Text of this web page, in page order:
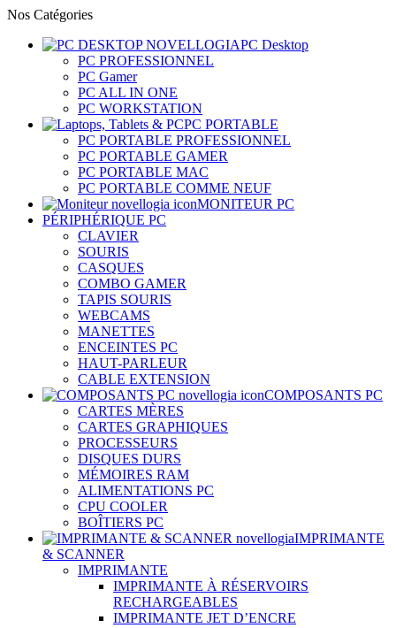
Nos Catégories
PC Desktop
PC PROFESSIONNEL
PC Gamer
PC ALL IN ONE
PC WORKSTATION
PC PORTABLE
PC PORTABLE PROFESSIONNEL
PC PORTABLE GAMER
PC PORTABLE MAC
PC PORTABLE COMME NEUF
MONITEUR PC
PÉRIPHÉRIQUE PC
CLAVIER
SOURIS
CASQUES
COMBO GAMER
TAPIS SOURIS
WEBCAMS
MANETTES
ENCEINTES PC
HAUT-PARLEUR
CABLE EXTENSION
COMPOSANTS PC
CARTES MÈRES
CARTES GRAPHIQUES
PROCESSEURS
DISQUES DURS
MÉMOIRES RAM
ALIMENTATIONS PC
CPU COOLER
BOÎTIERS PC
IMPRIMANTE
& SCANNER
IMPRIMANTE
IMPRIMANTE À RÉSERVOIRS
RECHARGEABLES
IMPRIMANTE JET D’ENCRE